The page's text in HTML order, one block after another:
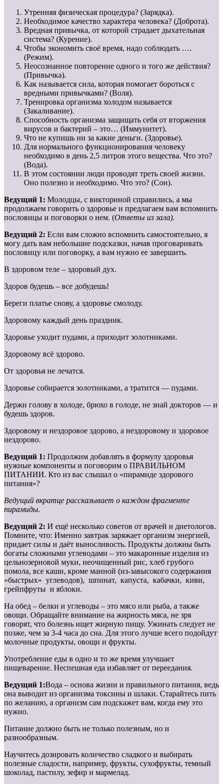
Утренняя физическая процедура? (Зарядка).
Необходимое качество характера человека? (Доброта).
Вредная привычка, от которой страдает дыхательная
система? (Курение).
Чтобы экономить своё время, надо соблюдать ….
(Режим).
Неосознанное повторение одного и того же действия?
(Привычка).
Как называется сила, которая помогает бороться с
вредными привычками? (Воля).
Тренировка организма холодом называется
(Закаливание).
Способность организма защищать себя от вторжения
вирусов и бактерий – это… (Иммунитет).
Что не купишь ни за какие деньги. (Здоровье).
Для нормального функционирования человеку
необходимо в день 2,5 литров этого вещества. Что это?
(Вода).
В этом состоянии люди проводят треть своей жизни.
Оно полезно и необходимо. Что это? (Сон).
Ведущий 1: Молодцы, с викториной справились, а мы
продолжаем говорить о здоровье и предлагаем вам вспомнить
пословицы и поговорки о нем. (Ответы из зала).
Ведущий 2: Если вам сложно вспомнить самостоятельно, я
могу дать вам небольшие подсказки, начав проговаривать
пословицу или поговорку, а вам нужно ее завершить.
В здоровом теле – здоровый дух.
Здоров будешь – все добудешь!
Береги платье снову, а здоровье смолоду.
Здоровому каждый день праздник.
Здоровье уходит пудами, а приходит золотниками.
Здоровому всё здорово.
От здоровья не лечатся.
Здоровье собирается золотниками, а тратится — пудами.
Держи голову в холоде, брюхо в голоде, не знай докторов — и
будешь здоров.
Здоровому и нездоровое здорово, а нездоровому и здоровое
нездорово.
Ведущий 1: Продолжим добавлять в формулу здоровья
нужные компоненты и поговорим о ПРАВИЛЬНОМ
ПИТАНИИ. Кто из вас слышал о «пирамиде здорового
питания»?
Ведущий вкратце рассказывает о каждом фрагменте
пирамиды.
Ведущий 2: И ещё несколько советов от врачей и диетологов.
Помните, что: Именно завтрак заряжает организм энергией,
придает силы и даёт выносливость. Продукты должны быть
богаты сложными углеводами – это макаронные изделия из
цельнозерновой муки, неочищенный рис, хлеб грубого
помола, все каши, кроме манной (из-завысокого содержания
«быстрых» углеводов), шпинат, капуста, кабачки, киви,
грейпфруты и яблоки.
На обед – белки и углеводы – это мясо или рыба, а также
овощи. Обращайте внимание на жирность мяса, не зря
говорят, что болезнь ищет жирную пищу. Ужинать следует не
позже, чем за 3-4 часа до сна. Для этого лучше всего подойдут
молочные продукты, овощи и фрукты.
Употребление еды в одно и то же время улучшает
пищеварение. Неспешная еда избавляет от переедания.
Ведущий 1:Вода – основа жизни и правильного питания, ведь
она выводит из организма токсины и шлаки. Старайтесь пить
по желанию, а организм сам подскажет вам, когда ему это
нужно.
Питание должно быть не только полезным, но и
разнообразным.
Научитесь дозировать количество сладкого и выбирать
полезные сладости, например, фрукты, сухофрукты, темный
шоколад, пастилу, зефир и мармелад.